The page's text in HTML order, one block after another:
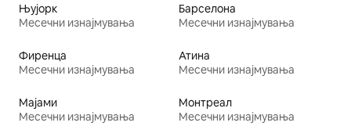
Њујорк
Месечни изнајмувања
Барселона
Месечни изнајмувања
Фиренца
Месечни изнајмувања
Атина
Месечни изнајмувања
Мајами
Месечни изнајмувања
Монтреал
Месечни изнајмувања